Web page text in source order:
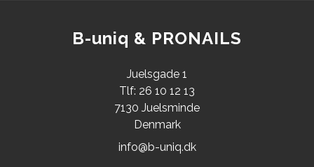
B-uniq & PRONAILS
Juelsgade 1
Tlf: 26 10 12 13
7130 Juelsminde
Denmark
info@b-uniq.dk